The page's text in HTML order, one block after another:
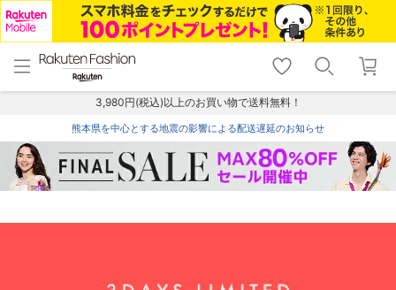
menu home
トップ
shopping_cart lock_outline
ログイン
3,980円(税込)以上のお買い物で送料無料！
熊本県を中心とする地震の影響による配送遅延のお知らせ